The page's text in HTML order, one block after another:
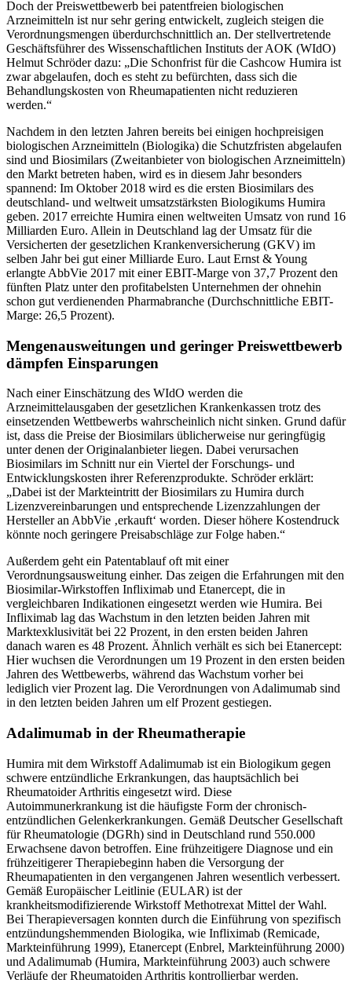
Doch der Preiswettbewerb bei patentfreien biologischen
Arzneimitteln ist nur sehr gering entwickelt, zugleich steigen die
Verordnungsmengen überdurchschnittlich an. Der stellvertretende
Geschäftsführer des Wissenschaftlichen Instituts der AOK (WIdO)
Helmut Schröder dazu: „Die Schonfrist für die Cashcow Humira ist
zwar abgelaufen, doch es steht zu befürchten, dass sich die
Behandlungskosten von Rheumapatienten nicht reduzieren
werden.“
Nachdem in den letzten Jahren bereits bei einigen hochpreisigen
biologischen Arzneimitteln (Biologika) die Schutzfristen abgelaufen
sind und Biosimilars (Zweitanbieter von biologischen Arzneimitteln)
den Markt betreten haben, wird es in diesem Jahr besonders
spannend: Im Oktober 2018 wird es die ersten Biosimilars des
deutschland- und weltweit umsatzstärksten Biologikums Humira
geben. 2017 erreichte Humira einen weltweiten Umsatz von rund 16
Milliarden Euro. Allein in Deutschland lag der Umsatz für die
Versicherten der gesetzlichen Krankenversicherung (GKV) im
selben Jahr bei gut einer Milliarde Euro. Laut Ernst & Young
erlangte AbbVie 2017 mit einer EBIT-Marge von 37,7 Prozent den
fünften Platz unter den profitabelsten Unternehmen der ohnehin
schon gut verdienenden Pharmabranche (Durchschnittliche EBIT-
Marge: 26,5 Prozent).
Mengenausweitungen und geringer Preiswettbewerb
dämpfen Einsparungen
Nach einer Einschätzung des WIdO werden die
Arzneimittelausgaben der gesetzlichen Krankenkassen trotz des
einsetzenden Wettbewerbs wahrscheinlich nicht sinken. Grund dafür
ist, dass die Preise der Biosimilars üblicherweise nur geringfügig
unter denen der Originalanbieter liegen. Dabei verursachen
Biosimilars im Schnitt nur ein Viertel der Forschungs- und
Entwicklungskosten ihrer Referenzprodukte. Schröder erklärt:
„Dabei ist der Markteintritt der Biosimilars zu Humira durch
Lizenzvereinbarungen und entsprechende Lizenzzahlungen der
Hersteller an AbbVie ‚erkauft‘ worden. Dieser höhere Kostendruck
könnte noch geringere Preisabschläge zur Folge haben.“
Außerdem geht ein Patentablauf oft mit einer
Verordnungsausweitung einher. Das zeigen die Erfahrungen mit den
Biosimilar-Wirkstoffen Infliximab und Etanercept, die in
vergleichbaren Indikationen eingesetzt werden wie Humira. Bei
Infliximab lag das Wachstum in den letzten beiden Jahren mit
Marktexklusivität bei 22 Prozent, in den ersten beiden Jahren
danach waren es 48 Prozent. Ähnlich verhält es sich bei Etanercept:
Hier wuchsen die Verordnungen um 19 Prozent in den ersten beiden
Jahren des Wettbewerbs, während das Wachstum vorher bei
lediglich vier Prozent lag. Die Verordnungen von Adalimumab sind
in den letzten beiden Jahren um elf Prozent gestiegen.
Adalimumab in der Rheumatherapie
Humira mit dem Wirkstoff Adalimumab ist ein Biologikum gegen
schwere entzündliche Erkrankungen, das hauptsächlich bei
Rheumatoider Arthritis eingesetzt wird. Diese
Autoimmunerkrankung ist die häufigste Form der chronisch-
entzündlichen Gelenkerkrankungen. Gemäß Deutscher Gesellschaft
für Rheumatologie (DGRh) sind in Deutschland rund 550.000
Erwachsene davon betroffen. Eine frühzeitigere Diagnose und ein
frühzeitigerer Therapiebeginn haben die Versorgung der
Rheumapatienten in den vergangenen Jahren wesentlich verbessert.
Gemäß Europäischer Leitlinie (EULAR) ist der
krankheitsmodifizierende Wirkstoff Methotrexat Mittel der Wahl.
Bei Therapieversagen konnten durch die Einführung von spezifisch
entzündungshemmenden Biologika, wie Infliximab (Remicade,
Markteinführung 1999), Etanercept (Enbrel, Markteinführung 2000)
und Adalimumab (Humira, Markteinführung 2003) auch schwere
Verläufe der Rheumatoiden Arthritis kontrollierbar werden.